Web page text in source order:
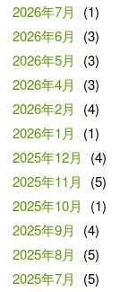
2026年7月
(1)
2026年6月
(3)
2026年5月
(3)
2026年4月
(3)
2026年2月
(4)
2026年1月
(1)
2025年12月
(4)
2025年11月
(5)
2025年10月
(1)
2025年9月
(4)
2025年8月
(5)
2025年7月
(5)